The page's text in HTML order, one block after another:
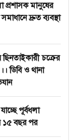
প্রশাসক মানুষের
দ্রুত ব্যবস্থা
চক্রের
ডিবি ও থানা
পূর্বধলা
১৫ বছর পর